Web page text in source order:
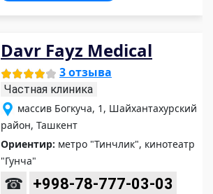
Davr Fayz Medical
3 отзыва
Частная клиника
массив Богкуча, 1, Шайхантахурский
район, Ташкент
Ориентир: метро "Тинчлик", кинотеатр
"Гунча"
☎ +998-78-777-03-03